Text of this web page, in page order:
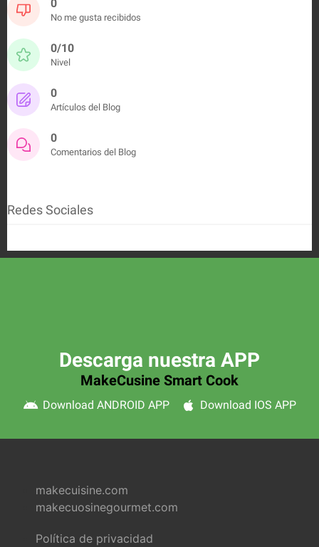
0
No me gusta recibidos
0/10
Nivel
0
Artículos del Blog
0
Comentarios del Blog
Redes Sociales
Descarga nuestra APP
MakeCusine Smart Cook
Download ANDROID APP Download IOS APP
makecuisine.com
makecuosinegourmet.com
Política de privacidad